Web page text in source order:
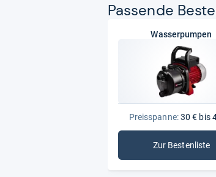
Pas­sende
Wasserpumpen
Preisspanne:30 € bis
Zur Bestenliste
: